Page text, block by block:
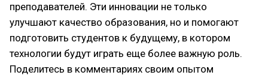
преподавателей. Эти инновации не только
улучшают качество образования, но и помогают
подготовить студентов к будущему, в котором
технологии будут играть еще более важную роль.
Поделитесь в комментариях своим опытом